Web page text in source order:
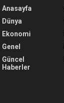
Anasayfa
Dünya
Ekonomi
Genel
Güncel
Haberler